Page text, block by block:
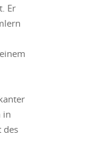
Er
in
des